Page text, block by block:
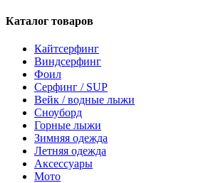
Каталог товаров
Кайтсерфинг
Виндсерфинг
Фоил
Серфинг / SUP
Вейк / водные лыжи
Сноуборд
Горные лыжи
Зимняя одежда
Летняя одежда
Аксессуары
Мото